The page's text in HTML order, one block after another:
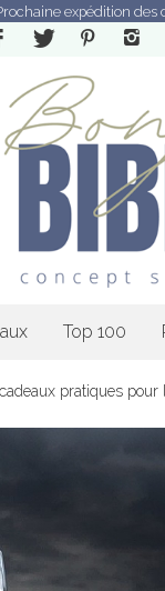
expédition des
Top 100
pratiques pour